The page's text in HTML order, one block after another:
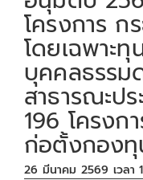
โครงการ ก
โดยเฉพาะ
บุคคลธรรม
สาธารณะป
196 โครง
ก่อตั้งกองทุ
26 มีนาคม 2569 เวลา